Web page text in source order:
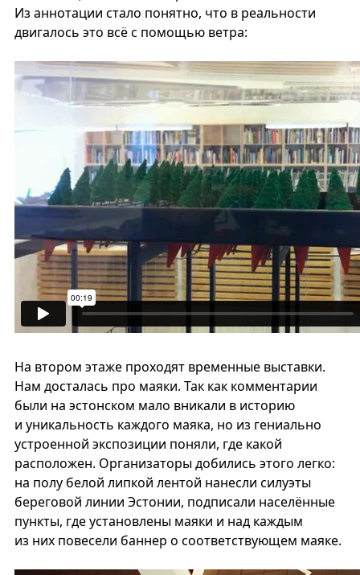
Из аннотации стало понятно, что в реальности
двигалось это всё с помощью ветра:
На втором этаже проходят временные выставки.
Нам досталась про маяки. Так как комментарии
были на эстонском мало вникали в историю
и уникальность каждого маяка, но из гениально
устроенной экспозиции поняли, где какой
расположен. Организаторы добились этого легко:
на полу белой липкой лентой нанесли силуэты
береговой линии Эстонии, подписали населённые
пункты, где установлены маяки и над каждым
из них повесели баннер о соответствующем маяке.